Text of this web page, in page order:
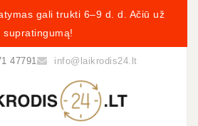
gali trukti 6–9 d. d. Ačiū už
supratingumą!
47791 info@laikrodis24.lt